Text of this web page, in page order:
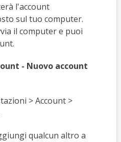
l'account
sul tuo computer.
il computer e puoi
- Nuovo account
> Account >
qualcun altro a